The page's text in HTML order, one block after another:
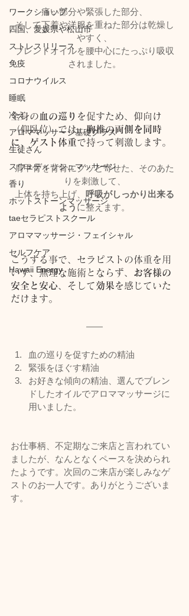
ワークショップ
四国、愛媛県や松山市
ストレスリリース
免疫
コロナウイルス
睡眠
冷え
アロママッサージ基礎クラス
生徒さん
スウェディッシュマッサージ
香り
ホットストーンマッサージ
taeセラピストスクール
アロママッサージ・フェイシャル
セルフケア
Hawaii Energy
痛い部分や緊張した部分、
そして下着や洋服を重ねた部分は乾燥し
やすく、
ブレンドオイルを腰中心にたっぷり吸収
されました。
全身の血の巡り を促すため、仰向け
（仰臥位）では、胸椎の両側を同時
に、ゲスト体重で持って刺激します。
肩甲骨を背骨にグッと寄せた、そのあた
りを刺激して、
上体を持ち上げ、 呼吸がしっかり出来る
よう に整えます。
こうする事で、セラピストの体重を用
いず、無理な施術とならず、 お客様の
安全と安心 、そして効果を感じていた
だけます。
血の巡りを促すための精油
緊張をほぐす精油
お好きな傾向の精油、選んでブレン
ドしたオイルでアロママッサージに
用いました。
お仕事柄、不定期なご来店と言われてい
ましたが、なんとなくペースを決められ
たようです。次回のご来店が楽しみなゲ
ストのお一人です。ありがとうございま
す。